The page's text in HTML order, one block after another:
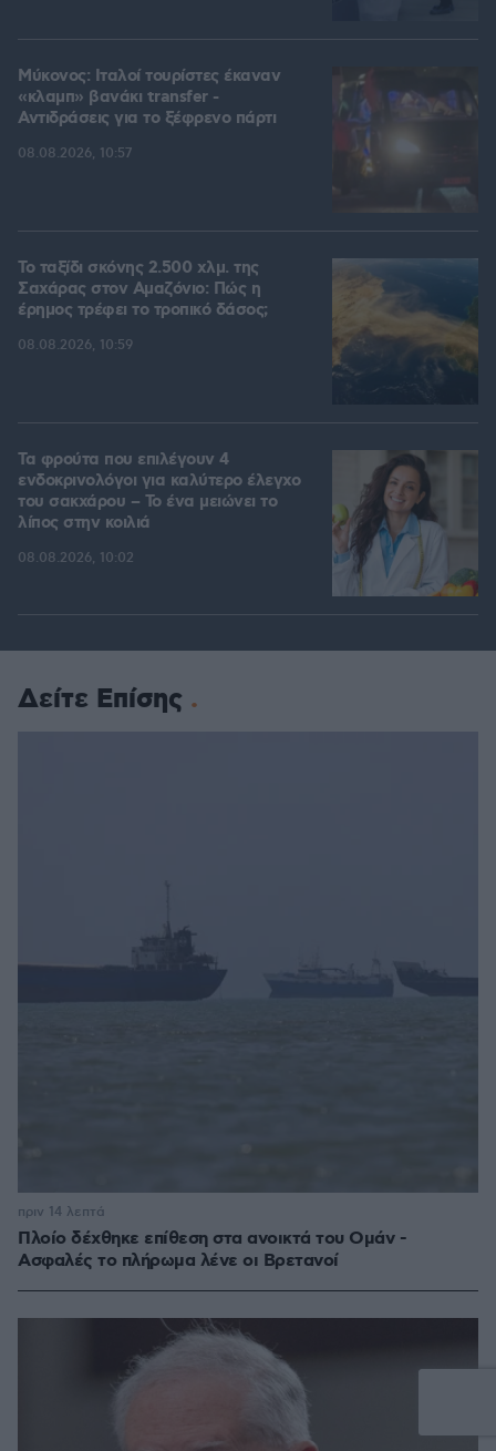
Μύκονος: Ιταλοί τουρίστες έκαναν
«κλαμπ» βανάκι transfer -
Αντιδράσεις για το ξέφρενο πάρτι
08.08.2026, 10:57
Το ταξίδι σκόνης 2.500 χλμ. της
Σαχάρας στον Αμαζόνιο: Πώς η
έρημος τρέφει το τροπικό δάσος;
08.08.2026, 10:59
Τα φρούτα που επιλέγουν 4
ενδοκρινολόγοι για καλύτερο έλεγχο
του σακχάρου – Το ένα μειώνει το
λίπος στην κοιλιά
08.08.2026, 10:02
Δείτε Επίσης
Πλοίο δέχθηκε επίθεση στα ανοικτά του Ομάν -
Ασφαλές το πλήρωμα λένε οι Βρετανοί
πριν 14 λεπτά